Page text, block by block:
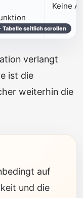
Keine
verlangt
ist die
weiterhin die
auf
und die